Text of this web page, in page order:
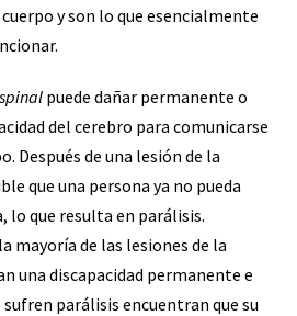
y son lo que esencialmente
puede dañar permanente o
del cerebro para comunicarse
Después de una lesión de la
que una persona ya no pueda
lo que resulta en parálisis.
mayoría de las lesiones de la
una discapacidad permanente e
parálisis encuentran que su